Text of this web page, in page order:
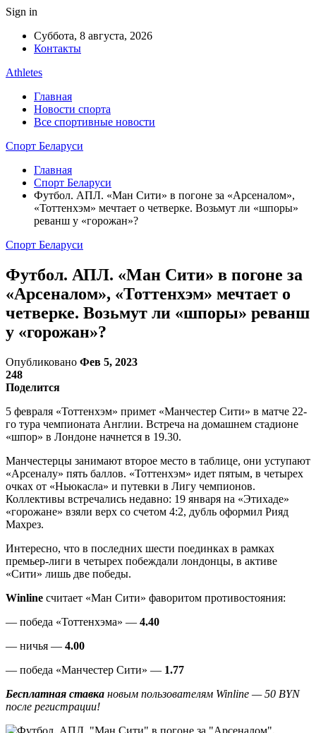
Sign in
Суббота, 8 августа, 2026
Контакты
Athletes
Главная
Новости спорта
Все спортивные новости
Спорт Беларуси
Главная
Спорт Беларуси
Футбол. АПЛ. «Ман Сити» в погоне за «Арсеналом»,
«Тоттенхэм» мечтает о четверке. Возьмут ли «шпоры»
реванш у «горожан»?
Спорт Беларуси
Футбол. АПЛ. «Ман Сити» в погоне за
«Арсеналом», «Тоттенхэм» мечтает о
четверке. Возьмут ли «шпоры» реванш
у «горожан»?
Опубликовано Фев 5, 2023
248
Поделится
5 февраля «Тоттенхэм» примет «Манчестер Сити» в матче 22-
го тура чемпионата Англии. Встреча на домашнем стадионе
«шпор» в Лондоне начнется в 19.30.
Манчестерцы занимают второе место в таблице, они уступают
«Арсеналу» пять баллов. «Тоттенхэм» идет пятым, в четырех
очках от «Ньюкасла» и путевки в Лигу чемпионов.
Коллективы встречались недавно: 19 января на «Этихаде»
«горожане» взяли верх со счетом 4:2, дубль оформил Рияд
Махрез.
Интересно, что в последних шести поединках в рамках
премьер-лиги в четырех побеждали лондонцы, в активе
«Сити» лишь две победы.
Winline считает «Ман Сити» фаворитом противостояния:
— победа «Тоттенхэма» — 4.40
— ничья — 4.00
— победа «Манчестер Сити» — 1.77
Бесплатная ставка новым пользователям Winline — 50 BYN
после регистрации!